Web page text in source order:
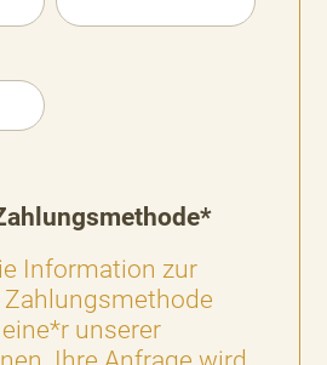
Information zur
unserer